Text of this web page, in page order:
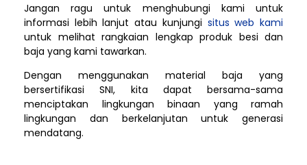
Jangan ragu untuk menghubungi kami untuk
informasi lebih lanjut atau kunjungi situs web kami
untuk melihat rangkaian lengkap produk besi dan
baja yang kami tawarkan.
Dengan menggunakan material baja yang
bersertifikasi SNI, kita dapat bersama-sama
menciptakan lingkungan binaan yang ramah
lingkungan dan berkelanjutan untuk generasi
mendatang.